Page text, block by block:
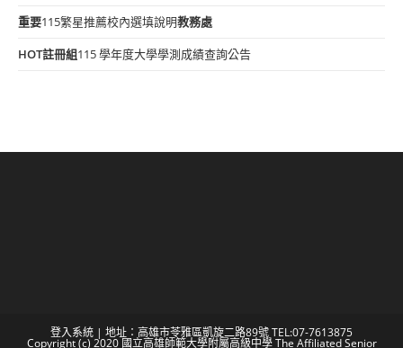
重要115繁星推薦校內選填說明教務處
HOT註冊組115 學年度大學學測成績查詢公告
登入系統 | 地址：高雄市苓雅區凱旋二路89號 TEL:07-7613875
Copyright (c) 2020 國立高雄師範大學附屬高級中學 The Affiliated Senior